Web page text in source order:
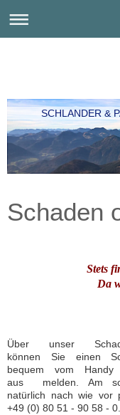
SCHLANDER &
Schaden
Stets
Da wo
Über unser
können Sie einen
bequem vom
aus melden. Am
natürlich nach wie vor
+49 (0) 80 51 - 90 58 - 0